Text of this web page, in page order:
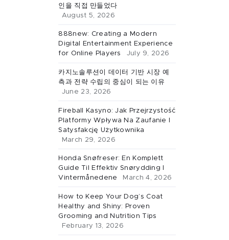
인을 직접 만들었다
August 5, 2026
888new: Creating a Modern
Digital Entertainment Experience
for Online Players
July 9, 2026
카지노솔루션이 데이터 기반 시장 예
측과 전략 수립의 중심이 되는 이유
June 23, 2026
Fireball Kasyno: Jak Przejrzystość
Platformy Wpływa Na Zaufanie I
Satysfakcję Użytkownika
March 29, 2026
Honda Snøfreser: En Komplett
Guide Til Effektiv Snørydding I
Vintermånedene
March 4, 2026
How to Keep Your Dog’s Coat
Healthy and Shiny: Proven
Grooming and Nutrition Tips
February 13, 2026